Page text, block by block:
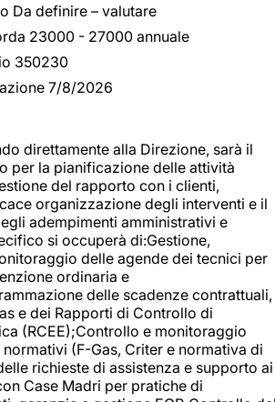
Da definire – valutare
23000 - 27000 annuale
350230
7/8/2026
direttamente alla Direzione, sarà il
per la pianificazione delle attività
del rapporto con i clienti,
organizzazione degli interventi e il
adempimenti amministrativi e
si occuperà di:Gestione,
delle agende dei tecnici per
ordinaria e
delle scadenze contrattuali,
e dei Rapporti di Controllo di
(RCEE);Controllo e monitoraggio
(F-Gas, Criter e normativa di
richieste di assistenza e supporto ai
Case Madri per pratiche di